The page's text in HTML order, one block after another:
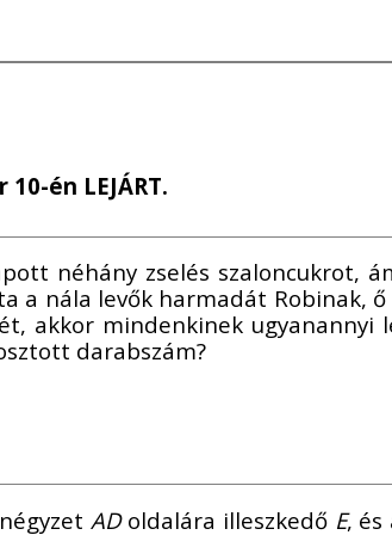
én LEJÁRT.
néhány zselés szaloncukrot,
a nála levők harmadát Robinak,
akkor mindenkinek
darabszám?
ADoldalára illeszkedő E,